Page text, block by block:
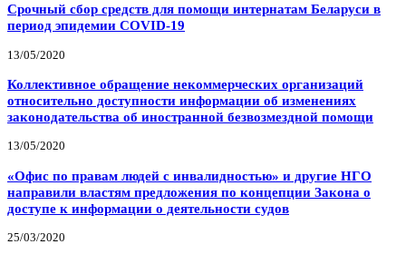
Срочный сбор средств для помощи интернатам Беларуси в
период эпидемии COVID-19
13/05/2020
Коллективное обращение некоммерческих организаций
относительно доступности информации об изменениях
законодательства об иностранной безвозмездной помощи
13/05/2020
«Офис по правам людей с инвалидностью» и другие НГО
направили властям предложения по концепции Закона о
доступе к информации о деятельности судов
25/03/2020